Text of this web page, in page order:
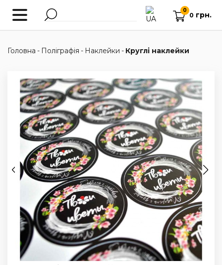
0
0 грн.
Головна - Поліграфія - Наклейки - Круглі наклейки